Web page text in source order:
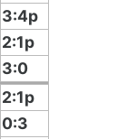
3:4p
2:1p
3:0
2:1p
0:3